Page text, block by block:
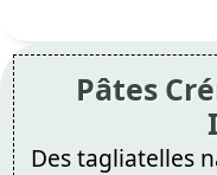
Pâtes
Des tagliatelles